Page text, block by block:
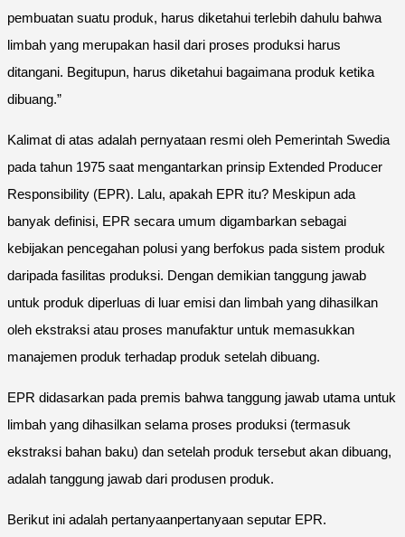
pembuatan suatu produk, harus diketahui terlebih dahulu bahwa
limbah yang merupakan hasil dari proses produksi harus
ditangani. Begitupun, harus diketahui bagaimana produk ketika
dibuang.”
Kalimat di atas adalah pernyataan resmi oleh Pemerintah Swedia
pada tahun 1975 saat mengantarkan prinsip Extended Producer
Responsibility (EPR). Lalu, apakah EPR itu? Meskipun ada
banyak definisi, EPR secara umum digambarkan sebagai
kebijakan pencegahan polusi yang berfokus pada sistem produk
daripada fasilitas produksi. Dengan demikian tanggung jawab
untuk produk diperluas di luar emisi dan limbah yang dihasilkan
oleh ekstraksi atau proses manufaktur untuk memasukkan
manajemen produk terhadap produk setelah dibuang.
EPR didasarkan pada premis bahwa tanggung jawab utama untuk
limbah yang dihasilkan selama proses produksi (termasuk
ekstraksi bahan baku) dan setelah produk tersebut akan dibuang,
adalah tanggung jawab dari produsen produk.
Berikut ini adalah pertanyaanpertanyaan seputar EPR.